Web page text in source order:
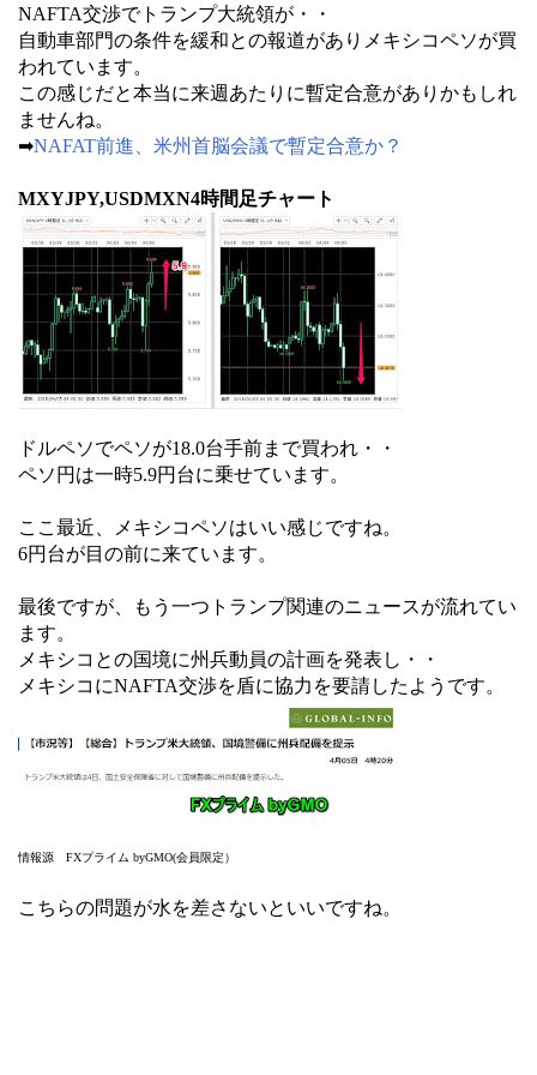
NAFTA交渉でトランプ大統領が・・
自動車部門の条件を緩和との報道がありメキシコペソが買
われています。
この感じだと本当に来週あたりに暫定合意がありかもしれ
ませんね。
➡NAFAT前進、米州首脳会議で暫定合意か？
MXYJPY,USDMXN4時間足チャート
ドルペソでペソが18.0台手前まで買われ・・
ペソ円は一時5.9円台に乗せています。
ここ最近、メキシコペソはいい感じですね。
6円台が目の前に来ています。
最後ですが、もう一つトランプ関連のニュースが流れてい
ます。
メキシコとの国境に州兵動員の計画を発表し・・
メキシコにNAFTA交渉を盾に協力を要請したようです。
情報源 FXプライム byGMO(会員限定）
こちらの問題が水を差さないといいですね。